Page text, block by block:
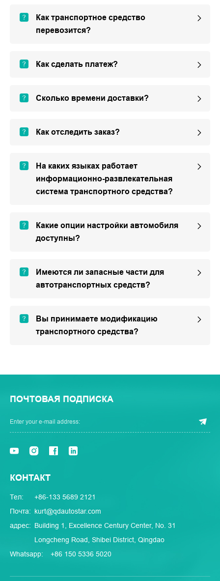
Как транспортное средство
перевозится?
Как сделать платеж?
Сколько времени доставки?
Как отследить заказ?
На каких языках работает
информационно-развлекательная
система транспортного средства?
Какие опции настройки автомобиля
доступны?
Имеются ли запасные части для
автотранспортных средств?
Вы принимаете модификацию
транспортного средства?
ПОЧТОВАЯ ПОДПИСКА
КОНТАКТ
Тел:
+86-133 5689 2121
Почта: kurt@qdautostar.com
адрес: Building 1, Excellence Century Center, No. 31
Longcheng Road, Shibei District, Qingdao
Whatsapp:
+86 150 5336 5020